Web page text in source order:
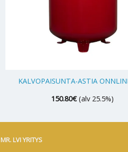
KALVOPAISUNTA-ASTIA
150.80€ (alv 25.5%)
MR. LVI YRITYS